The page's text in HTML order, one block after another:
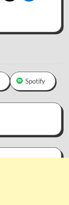
Spotify